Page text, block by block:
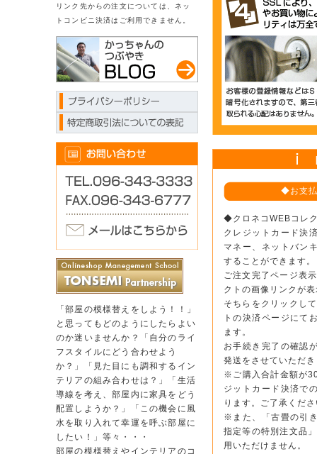
リンク先からの注文については、ネッ
トコンビニ決済はご利用できません。
「部屋の模様替えをしよう！！」
と思ってもどのようにしたらよい
のか迷いませんか？「自分のライ
フスタイルにどう合わせよう
か？」「見た目にも調和するイン
テリアの組み合わせは？」「生活
導線を考え、部屋内に家具をどう
配置しようか？」「この機会に風
水を取り入れて幸運を呼ぶ部屋に
したい！」等々・・・
部屋の模様替えやインテリアのコ
◆お支
◆クロネコWEBコレ
クレジットカード決
マネー、ネットバン
することができます。
ご注文完了ページ表
クトの画像リンクが
そちらをクリックし
トの決済ページにて
ます。
お手続き完了の確認
発送をさせていただ
※ご購入合計金額が
ジットカード決済で
ります。ご了承くだ
※また、「古畳の引
指定等の特別注文品
用いただけません。